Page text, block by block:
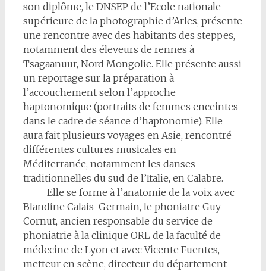
son diplôme, le DNSEP de l’Ecole nationale
supérieure de la photographie d’Arles, présente
une rencontre avec des habitants des steppes,
notamment des éleveurs de rennes à
Tsagaanuur, Nord Mongolie. Elle présente aussi
un reportage sur la préparation à
l’accouchement selon l’approche
haptonomique (portraits de femmes enceintes
dans le cadre de séance d’haptonomie). Elle
aura fait plusieurs voyages en Asie, rencontré
différentes cultures musicales en
Méditerranée, notamment les danses
traditionnelles du sud de l’Italie, en Calabre.
Elle se forme à l’anatomie de la voix avec
Blandine Calais-Germain, le phoniatre Guy
Cornut, ancien responsable du service de
phoniatrie à la clinique ORL de la faculté de
médecine de Lyon et avec Vicente Fuentes,
metteur en scène, directeur du département